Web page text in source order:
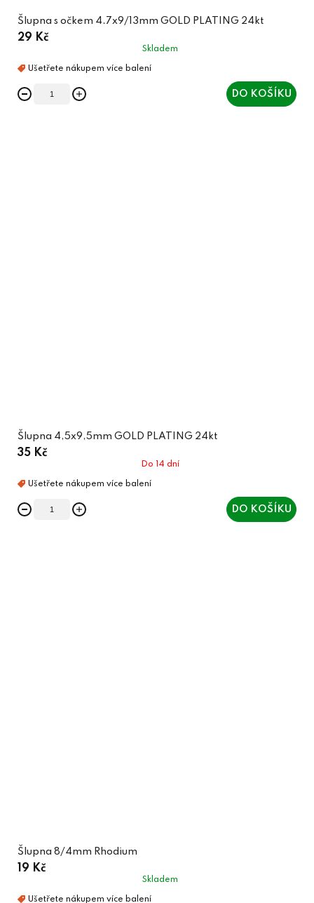
Šlupna s očkem 4.7x9/13mm GOLD PLATING 24kt
29 Kč
Skladem
DO KOŠÍKU
Šlupna 4,5x9,5mm GOLD PLATING 24kt
35 Kč
Do 14 dní
DO KOŠÍKU
Šlupna 8/4mm Rhodium
19 Kč
Skladem